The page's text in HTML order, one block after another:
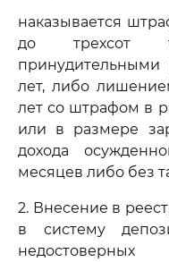
наказывается
до трехсот
лет, либо
лет со штрафом в
или в размере
дохода
месяцев либо без
2. Внесение в
в систему